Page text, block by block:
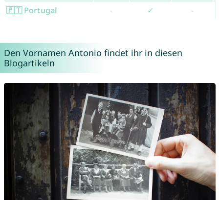
🇵🇹 Portugal
- ✓ -
Den Vornamen Antonio findet ihr in diesen
Blogartikeln